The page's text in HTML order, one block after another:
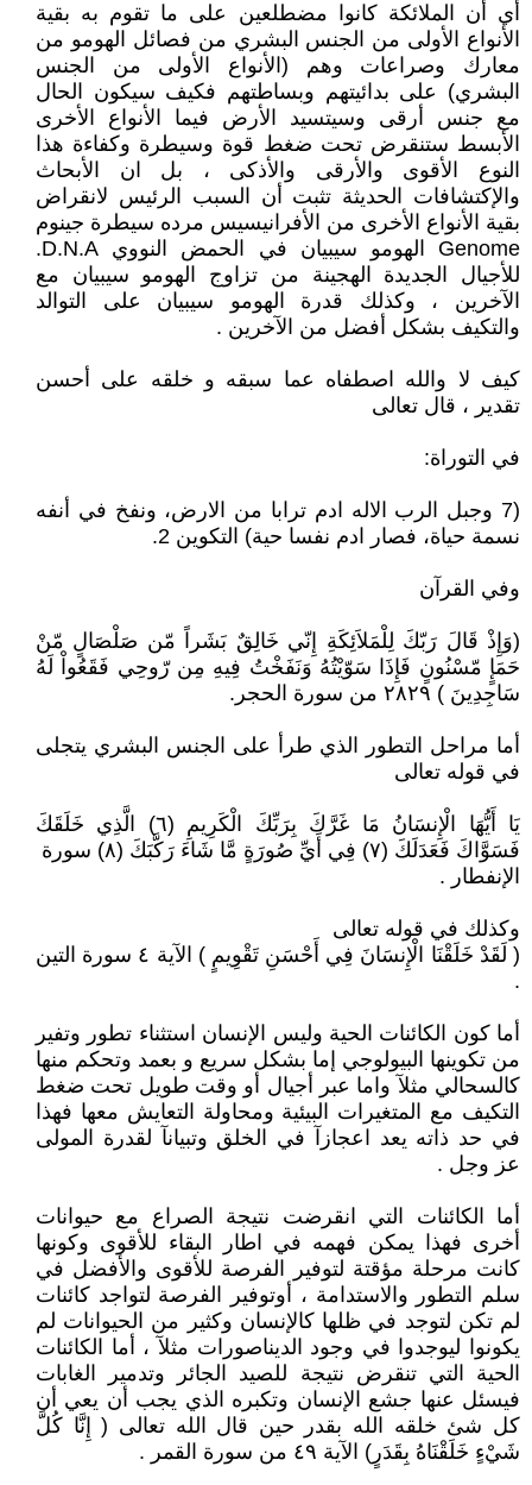
أي أن الملائكة كانوا مضطلعين على ما تقوم به بقية
الأنواع الأولى من الجنس البشري من فصائل الهومو من
معارك وصراعات وهم (الأنواع الأولى من الجنس
البشري) على بدائيتهم وبساطتهم فكيف سيكون الحال
مع جنس أرقى وسيتسيد الأرض فيما الأنواع الأخرى
الأبسط ستنقرض تحت ضغط قوة وسيطرة وكفاءة هذا
النوع الأقوى والأرقى والأذكى ، بل ان الأبحاث
والإكتشافات الحديثة تثبت أن السبب الرئيس لانقراض
بقية الأنواع الأخرى من الأفرانيسيس مرده سيطرة جينوم
Genome الهومو سيبيان في الحمض النووي D.N.A.
للأجيال الجديدة الهجينة من تزاوج الهومو سيبيان مع
الآخرين ، وكذلك قدرة الهومو سيبيان على التوالد
والتكيف بشكل أفضل من الآخرين .
كيف لا والله اصطفاه عما سبقه و خلقه على أحسن
تقدير ، قال تعالى
في التوراة:
(7 وجبل الرب الاله ادم ترابا من الارض، ونفخ في أنفه
نسمة حياة، فصار ادم نفسا حية) التكوين 2.
وفي القرآن
(وَإِذْ قَالَ رَبّكَ لِلْمَلاَئِكَةِ إِنّي خَالِقٌ بَشَراً مّن صَلْصَالٍ مّنْ
حَمَإٍ مّسْنُونٍ فَإِذَا سَوّيْتُهُ وَنَفَخْتُ فِيهِ مِن رّوحِي فَقَعُواْ لَهُ
سَاجِدِينَ ) ٢٨٢٩ من سورة الحجر.
أما مراحل التطور الذي طرأ على الجنس البشري يتجلى
في قوله تعالى
يَا أَيُّهَا الْإِنسَانُ مَا غَرَّكَ بِرَبِّكَ الْكَرِيمِ (٦) الَّذِي خَلَقَكَ
فَسَوَّاكَ فَعَدَلَكَ (٧) فِي أَيِّ صُورَةٍ مَّا شَاءَ رَكَّبَكَ (٨) سورة
الإنفطار .
وكذلك في قوله تعالى
( لَقَدْ خَلَقْنَا الْإِنسَانَ فِي أَحْسَنِ تَقْوِيمٍ ) الآية ٤ سورة التين
.
أما كون الكائنات الحية وليس الإنسان استثناء تطور وتفير
من تكوينها البيولوجي إما بشكل سريع و بعمد وتحكم منها
كالسحالي مثلآ واما عبر أجيال أو وقت طويل تحت ضغط
التكيف مع المتغيرات البيئية ومحاولة التعايش معها فهذا
في حد ذاته يعد اعجازآ في الخلق وتبيانآ لقدرة المولى
عز وجل .
أما الكائنات التي انقرضت نتيجة الصراع مع حيوانات
أخرى فهذا يمكن فهمه في اطار البقاء للأقوى وكونها
كانت مرحلة مؤقتة لتوفير الفرصة للأقوى والأفضل في
سلم التطور والاستدامة ، أوتوفير الفرصة لتواجد كائنات
لم تكن لتوجد في ظلها كالإنسان وكثير من الحيوانات لم
يكونوا ليوجدوا في وجود الديناصورات مثلآ ، أما الكائنات
الحية التي تنقرض نتيجة للصيد الجائر وتدمير الغابات
فيسئل عنها جشع الإنسان وتكبره الذي يجب أن يعي أن
كل شئ خلقه الله بقدر حين قال الله تعالى ( إِنَّا كُلَّ
شَيْءٍ خَلَقْنَاهُ بِقَدَرٍ) الآية ٤٩ من سورة القمر .